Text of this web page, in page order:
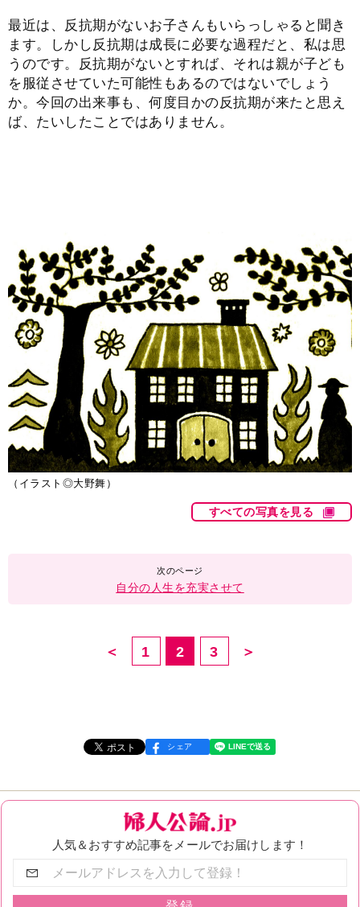
最近は、反抗期がないお子さんもいらっしゃると聞き
ます。しかし反抗期は成長に必要な過程だと、私は思
うのです。反抗期がないとすれば、それは親が子ども
を服従させていた可能性もあるのではないでしょう
か。今回の出来事も、何度目かの反抗期が来たと思え
ば、たいしたことではありません。
（イラスト◎大野舞）
すべての写真を見る
自分の人生を充実させて
＜ 1 2 3 ＞
シェア